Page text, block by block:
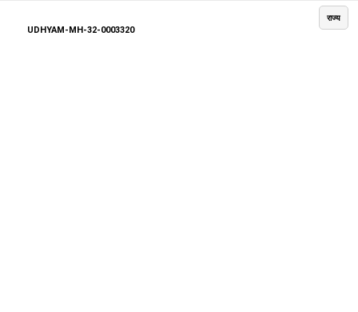
UDHYAM-MH-32-0003320
राज्य